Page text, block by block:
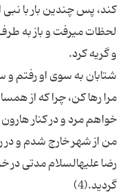
کند، پس چندین بار با
لحظات می‏رفت و باز به
شتابان به سوی او رفتم و
مرا رها کن، چرا که از
من از شهر خارج شدم و در
رضا علیه‏السلام مدتی در